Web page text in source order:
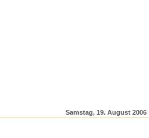
Samstag, 19. August 2006